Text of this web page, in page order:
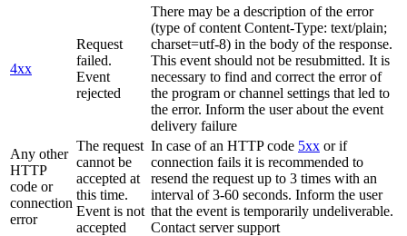
4xx
Request
failed.
Event
rejected
There may be a description of the error
(type of content Content-Type: text/plain;
charset=utf-8) in the body of the response.
This event should not be resubmitted. It is
necessary to find and correct the error of
the program or channel settings that led to
the error. Inform the user about the event
delivery failure
Any other
HTTP
code or
connection
error
The request
cannot be
accepted at
this time.
Event is not
accepted
In case of an HTTP code 5xx or if
connection fails it is recommended to
resend the request up to 3 times with an
interval of 3-60 seconds. Inform the user
that the event is temporarily undeliverable.
Contact server support